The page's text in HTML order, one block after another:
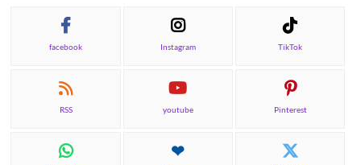
facebook Instagram TikTok
RSS youtube Pinterest